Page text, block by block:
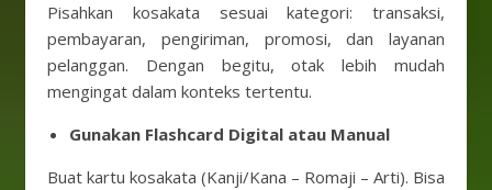
Pisahkan kosakata sesuai kategori: transaksi,
pembayaran, pengiriman, promosi, dan layanan
pelanggan. Dengan begitu, otak lebih mudah
mengingat dalam konteks tertentu.
Gunakan Flashcard Digital atau Manual
Buat kartu kosakata (Kanji/Kana – Romaji – Arti). Bisa